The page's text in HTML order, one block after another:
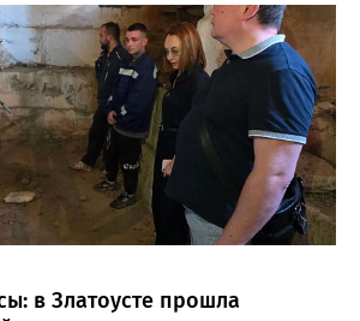
руководству в школе сформировался
коллектив, объединённый общими
к своему делу. Для многих Галина
не только талантливым
настоящим Учителем с большой буквы», -
школы №23 во ВКонтакте. Свои
Галины Ивановны выразил глава
«Её вклад зафиксирован в
школы, но главное - он остался в
которых она поддержала, в тех
вдохновила. Заслуженный учитель РФ,
просвещения», обладатель медали «За
Ивановна оставила не только
но и работающий, живой механизм
жить её принципами», - говорится
в Златоусте прошла